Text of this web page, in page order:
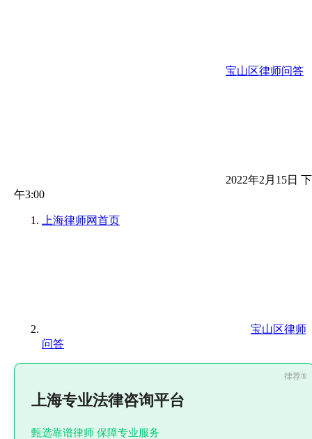
宝山区律师问答
2022年2月15日 下
午3:00
上海律师网首页
宝山区律师
问答
上海专业法律咨询平台
甄选靠谱律师 保障专业服务